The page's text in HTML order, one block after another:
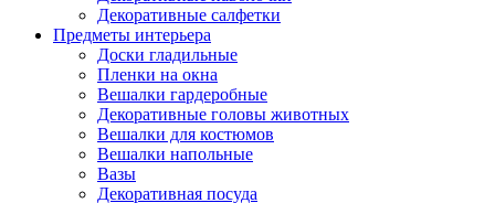
Декоративные салфетки
Предметы интерьера
Доски гладильные
Пленки на окна
Вешалки гардеробные
Декоративные головы животных
Вешалки для костюмов
Вешалки напольные
Вазы
Декоративная посуда